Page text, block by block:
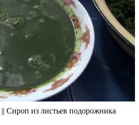
из листьев подорожника